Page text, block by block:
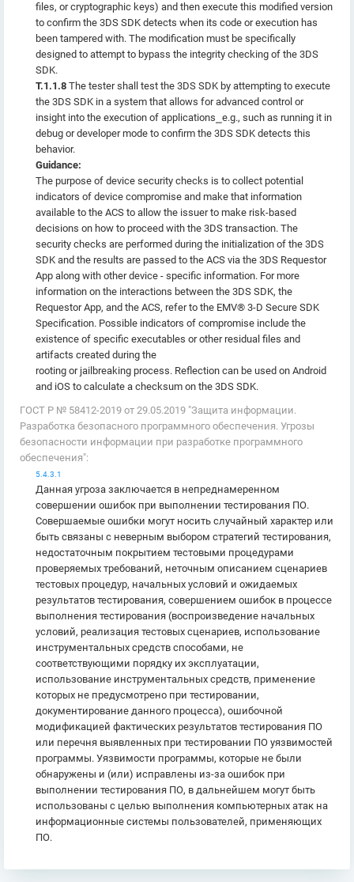
files, or cryptographic keys) and then execute this modified version
to confirm the 3DS SDK detects when its code or execution has
been tampered with. The modification must be specifically
designed to attempt to bypass the integrity checking of the 3DS
SDK.
T.1.1.8 The tester shall test the 3DS SDK by attempting to execute
the 3DS SDK in a system that allows for advanced control or
insight into the execution of applications⎯e.g., such as running it in
debug or developer mode to confirm the 3DS SDK detects this
behavior.
Guidance:
The purpose of device security checks is to collect potential
indicators of device compromise and make that information
available to the ACS to allow the issuer to make risk-based
decisions on how to proceed with the 3DS transaction. The
security checks are performed during the initialization of the 3DS
SDK and the results are passed to the ACS via the 3DS Requestor
App along with other device - specific information. For more
information on the interactions between the 3DS SDK, the
Requestor App, and the ACS, refer to the EMV® 3-D Secure SDK
Specification. Possible indicators of compromise include the
existence of specific executables or other residual files and
artifacts created during the
rooting or jailbreaking process. Reflection can be used on Android
and iOS to calculate a checksum on the 3DS SDK.
ГОСТ Р № 58412-2019 от 29.05.2019 "Защита информации.
Разработка безопасного программного обеспечения. Угрозы
безопасности информации при разработке программного
обеспечения":
5.4.3.1
Данная угроза заключается в непреднамеренном
совершении ошибок при выполнении тестирования ПО.
Совершаемые ошибки могут носить случайный характер или
быть связаны с неверным выбором стратегий тестирования,
недостаточным покрытием тестовыми процедурами
проверяемых требований, неточным описанием сценариев
тестовых процедур, начальных условий и ожидаемых
результатов тестирования, совершением ошибок в процессе
выполнения тестирования (воспроизведение начальных
условий, реализация тестовых сценариев, использование
инструментальных средств способами, не
соответствующими порядку их эксплуатации,
использование инструментальных средств, применение
которых не предусмотрено при тестировании,
документирование данного процесса), ошибочной
модификацией фактических результатов тестирования ПО
или перечня выявленных при тестировании ПО уязвимостей
программы. Уязвимости программы, которые не были
обнаружены и (или) исправлены из-за ошибок при
выполнении тестирования ПО, в дальнейшем могут быть
использованы с целью выполнения компьютерных атак на
информационные системы пользователей, применяющих
ПО.